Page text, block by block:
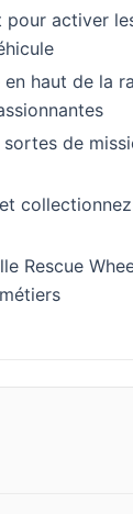
pour activer
en haut de la
de
Rescue